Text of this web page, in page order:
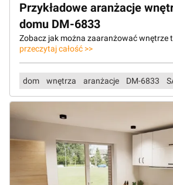
Przykładowe aranżacje
domu DM-6833
Zobacz jak można zaaranżować wnętrze
przeczytaj całość >>
dom wnętrza aranżacje DM-6833